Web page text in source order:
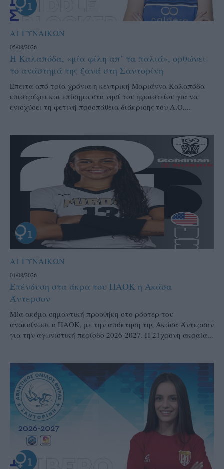
Α1 ΓΥΝΑΙΚΩΝ
05/08/2026
Η Καλαπόδα, «μία φίλη απ’ τα παλιά», ορθώνει
το ανάστημά της ξανά στη Σαντορίνη
Έπειτα από τρία χρόνια η κεντρική Μαριάννα Καλαπόδα
επιστρέφει και επίσημα στο νησί του ηφαιστείου για να
ενισχύσει τη φετινή προσπάθεια διάκρισης του Α.Ο....
Α1 ΓΥΝΑΙΚΩΝ
01/08/2026
Επένδυση στα άκρα του ΠΑΟΚ η Ακάσα
Άντερσον
Μία ακόμα σημαντική προσθήκη στο ρόστερ του
ανακοίνωσε ο ΠΑΟΚ, με την απόκτηση της Ακάσα Άντερσον
για την αγωνιστική περίοδο 2026-2027. Η 21χρονη ακραία...